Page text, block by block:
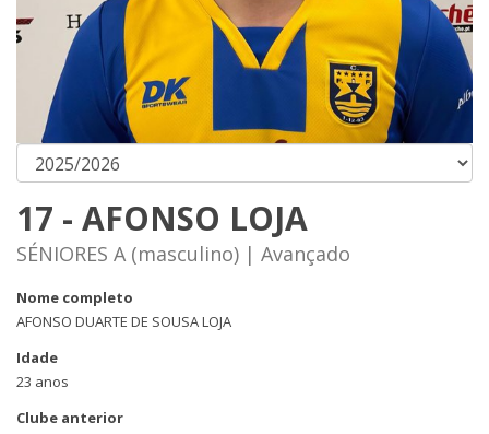
17 - AFONSO LOJA
SÉNIORES A (masculino) | Avançado
Nome completo
AFONSO DUARTE DE SOUSA LOJA
Idade
23 anos
Clube anterior